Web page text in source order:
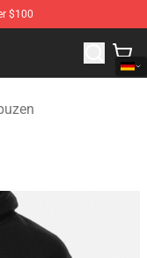
$100
Merchandise Shop